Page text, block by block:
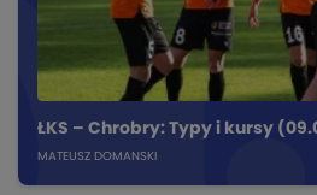
ŁKS – Chrobry: Typy i kursy
MATEUSZ DOMANSKI